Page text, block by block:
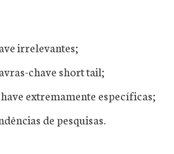
irrelevantes;
chave short tail;
extremamente específicas;
de pesquisas.